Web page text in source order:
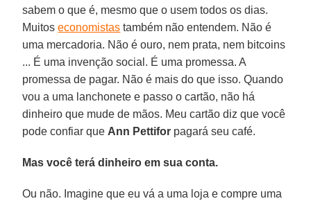
sabem o que é, mesmo que o usem todos os dias.
Muitoseconomistas também não entendem. Não é
uma mercadoria. Não é ouro, nem prata, nem bitcoins
... É uma invenção social. É uma promessa. A
promessa de pagar. Não é mais do que isso. Quando
vou a uma lanchonete e passo o cartão, não há
dinheiro que mude de mãos. Meu cartão diz que você
pode confiar que Ann Pettifor pagará seu café.
Mas você terá dinheiro em sua conta.
Ou não. Imagine que eu vá a uma loja e compre uma